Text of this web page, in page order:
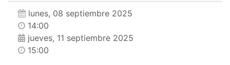
lunes, 08 septiembre 2025
14:00
jueves, 11 septiembre 2025
15:00